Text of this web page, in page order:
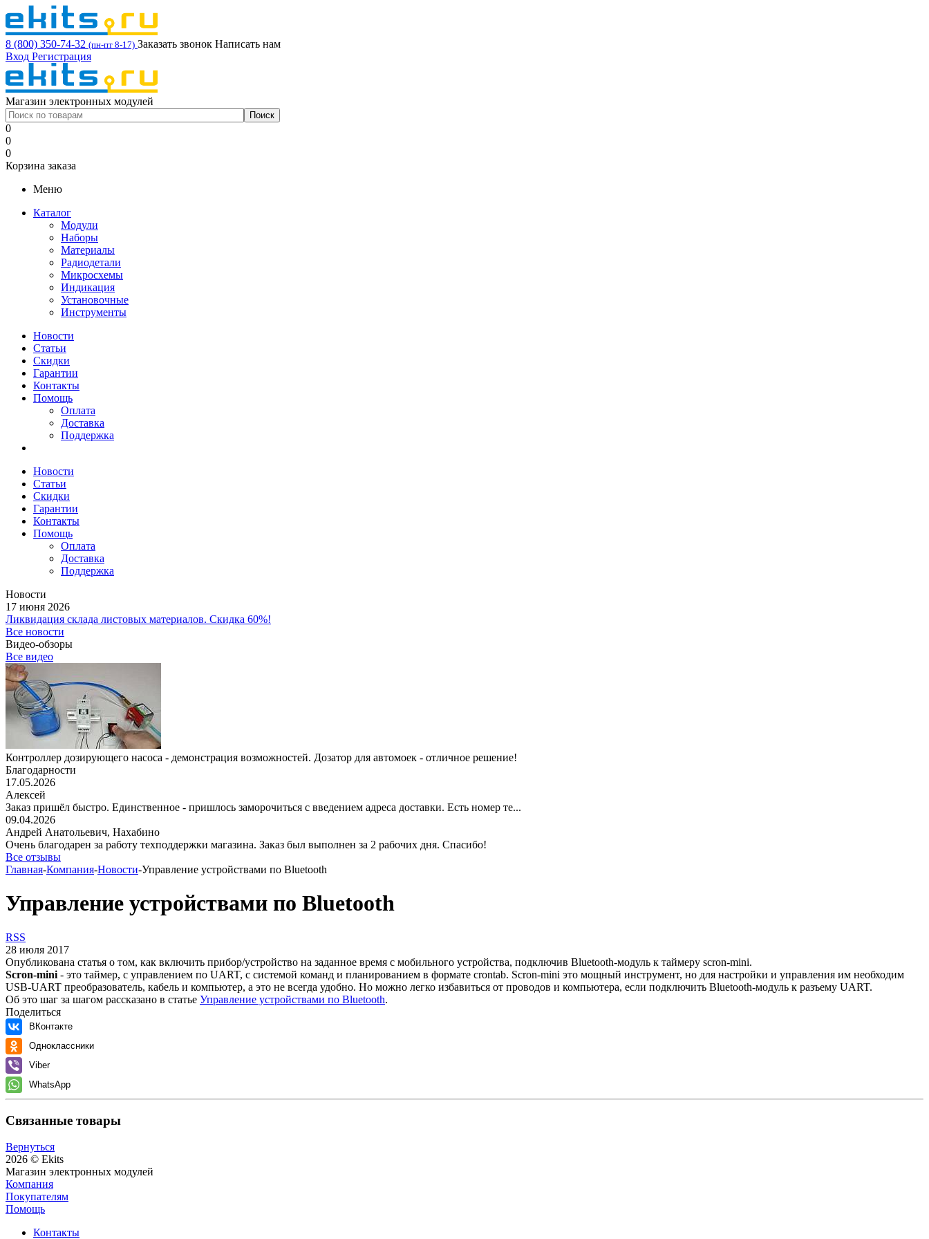
8 (800) 350-74-32 (пн-пт 8-17) Заказать звонок Написать нам
Вход Регистрация
Магазин электронных модулей
0
0
0
Корзина заказа
Меню
Каталог
Модули
Наборы
Материалы
Радиодетали
Микросхемы
Индикация
Установочные
Инструменты
Новости
Статьи
Скидки
Гарантии
Контакты
Помощь
Оплата
Доставка
Поддержка
Новости
Статьи
Скидки
Гарантии
Контакты
Помощь
Оплата
Доставка
Поддержка
Новости
17 июня 2026
Ликвидация склада листовых материалов. Скидка 60%!
Все новости
Видео-обзоры
Все видео
Контроллер дозирующего насоса - демонстрация возможностей. Дозатор для автомоек - отличное решение!
Благодарности
17.05.2026
Алексей
Заказ пришёл быстро. Единственное - пришлось заморочиться с введением адреса доставки. Есть номер те...
09.04.2026
Андрей Анатольевич, Нахабино
Очень благодарен за работу техподдержки магазина. Заказ был выполнен за 2 рабочих дня. Спасибо!
Все отзывы
Главная-Компания-Новости-Управление устройствами по Bluetooth
Управление устройствами по Bluetooth
RSS
28 июля 2017
Опубликована статья о том, как включить прибор/устройство на заданное время с мобильного устройства, подключив Bluetooth-модуль к таймеру scron-mini.
Scron-mini - это таймер, с управлением по UART, с системой команд и планированием в формате crontab. Scron-mini это мощный инструмент, но для настройки и управления им необходим
USB-UART преобразователь, кабель и компьютер, а это не всегда удобно. Но можно легко избавиться от проводов и компьютера, если подключить Bluetooth-модуль к разъему UART.
Об это шаг за шагом рассказано в статье Управление устройствами по Bluetooth.
Поделиться
ВКонтакте
Одноклассники
Viber
WhatsApp
Связанные товары
Вернуться
2026 © Ekits
Магазин электронных модулей
Компания
Покупателям
Помощь
Контакты